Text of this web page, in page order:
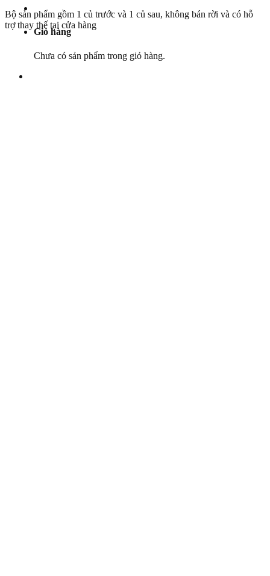
Giỏ hàng
Chưa có sản phẩm trong giỏ hàng.
Bộ sản phẩm gồm 1 củ trước và 1 củ sau, không bán rời và có hỗ
trợ thay thế tại cửa hàng